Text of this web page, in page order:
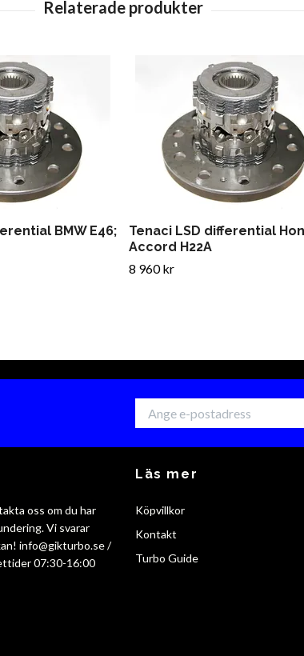
BMW E46;
Tenaci LSD differential
Accord H22A
8 960 kr
oss om du har
Vi svarar
info@gikturbo.se/
07:30-16:00
Läs mer
Köpvillkor
Kontakt
Turbo Guide